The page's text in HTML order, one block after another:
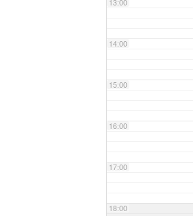
13:00
14:00
15:00
16:00
17:00
18:00